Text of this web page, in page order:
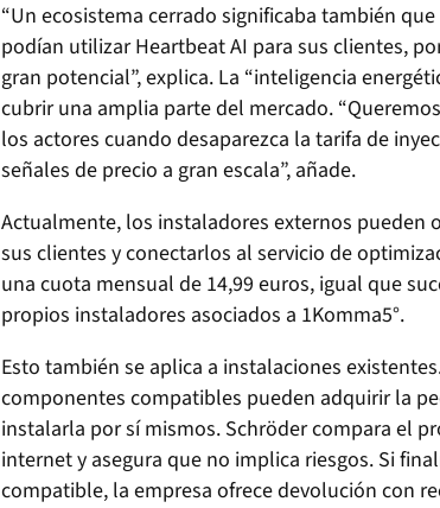
“Un ecosistema cerrado significaba también
podían utilizar Heartbeat AI para sus clientes,
gran potencial”, explica. La “inteligencia
cubrir una amplia parte del mercado.
los actores cuando desaparezca la tarifa de
señales de precio a gran escala”, añade.
Actualmente, los instaladores externos pueden
sus clientes y conectarlos al servicio de
una cuota mensual de 14,99 euros, igual que
propios instaladores asociados a 1Komma5°.
Esto también se aplica a instalaciones
componentes compatibles pueden adquirir la
instalarla por sí mismos. Schröder compara el
internet y asegura que no implica riesgos. Si
compatible, la empresa ofrece devolución con